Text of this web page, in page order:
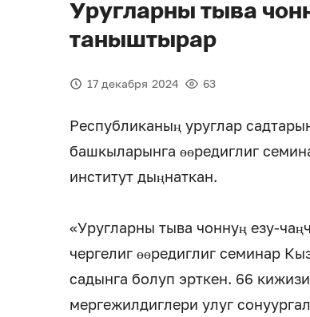
Уругларны тыва
таныштырар
17 декабря 2024 63
Республиканың уруглар
башкыларынга өөредиглиг
институт дыңнаткан.
«Уругларны тыва чоннуң езу-
чергелиг өөредиглиг семинар
садынга болуп эрткен. 66
мергежилдиглери улуг